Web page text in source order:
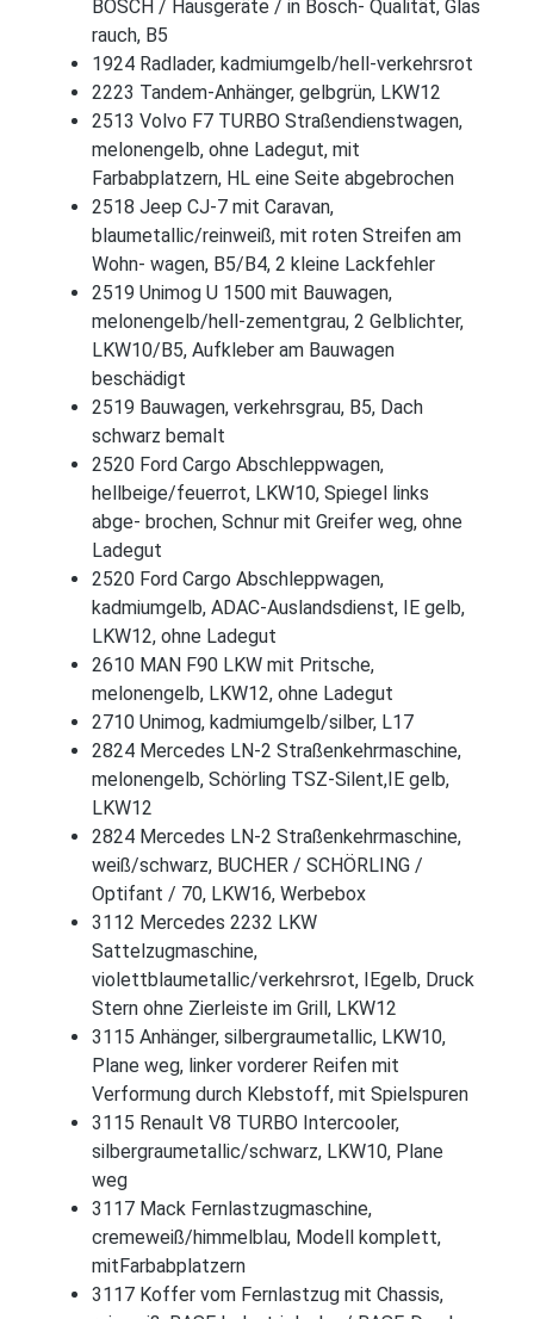
BOSCH / Hausgeräte / in Bosch- Qualität, Glas
rauch, B5
1924 Radlader, kadmiumgelb/hell-verkehrsrot
2223 Tandem-Anhänger, gelbgrün, LKW12
2513 Volvo F7 TURBO Straßendienstwagen,
melonengelb, ohne Ladegut, mit
Farbabplatzern, HL eine Seite abgebrochen
2518 Jeep CJ-7 mit Caravan,
blaumetallic/reinweiß, mit roten Streifen am
Wohn- wagen, B5/B4, 2 kleine Lackfehler
2519 Unimog U 1500 mit Bauwagen,
melonengelb/hell-zementgrau, 2 Gelblichter,
LKW10/B5, Aufkleber am Bauwagen
beschädigt
2519 Bauwagen, verkehrsgrau, B5, Dach
schwarz bemalt
2520 Ford Cargo Abschleppwagen,
hellbeige/feuerrot, LKW10, Spiegel links
abge- brochen, Schnur mit Greifer weg, ohne
Ladegut
2520 Ford Cargo Abschleppwagen,
kadmiumgelb, ADAC-Auslandsdienst, IE gelb,
LKW12, ohne Ladegut
2610 MAN F90 LKW mit Pritsche,
melonengelb, LKW12, ohne Ladegut
2710 Unimog, kadmiumgelb/silber, L17
2824 Mercedes LN-2 Straßenkehrmaschine,
melonengelb, Schörling TSZ-Silent,IE gelb,
LKW12
2824 Mercedes LN-2 Straßenkehrmaschine,
weiß/schwarz, BUCHER / SCHÖRLING /
Optifant / 70, LKW16, Werbebox
3112 Mercedes 2232 LKW
Sattelzugmaschine,
violettblaumetallic/verkehrsrot, IEgelb, Druck
Stern ohne Zierleiste im Grill, LKW12
3115 Anhänger, silbergraumetallic, LKW10,
Plane weg, linker vorderer Reifen mit
Verformung durch Klebstoff, mit Spielspuren
3115 Renault V8 TURBO Intercooler,
silbergraumetallic/schwarz, LKW10, Plane
weg
3117 Mack Fernlastzugmaschine,
cremeweiß/himmelblau, Modell komplett,
mitFarbabplatzern
3117 Koffer vom Fernlastzug mit Chassis,